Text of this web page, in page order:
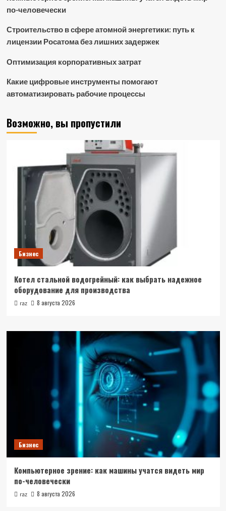
по-человечески
Строительство в сфере атомной энергетики: путь к
лицензии Росатома без лишних задержек
Оптимизация корпоративных затрат
Какие цифровые инструменты помогают
автоматизировать рабочие процессы
Возможно, вы пропустили
Бизнес
Котел стальной водогрейный: как выбрать надежное
оборудование для производства
raz 8 августа 2026
Бизнес
Компьютерное зрение: как машины учатся видеть мир
по-человечески
raz 8 августа 2026